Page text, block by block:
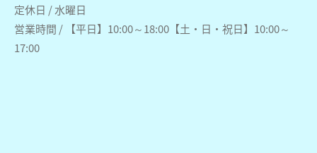
定休日 / 水曜日
営業時間 / 【平日】10:00～18:00【土・日・祝日】10:00～
17:00